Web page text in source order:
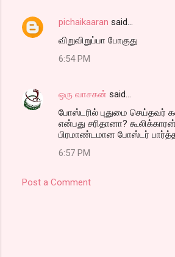
pichaikaaran said…
விறுவிறுப்பா போகுது
6:54 PM
ஒரு வாசகன் said…
போஸ்டரில் புதுமை செய்தவர்
என்பது சரிதானா?
பிரமாண்டமான போஸ்டர்
6:57 PM
Post a Comment